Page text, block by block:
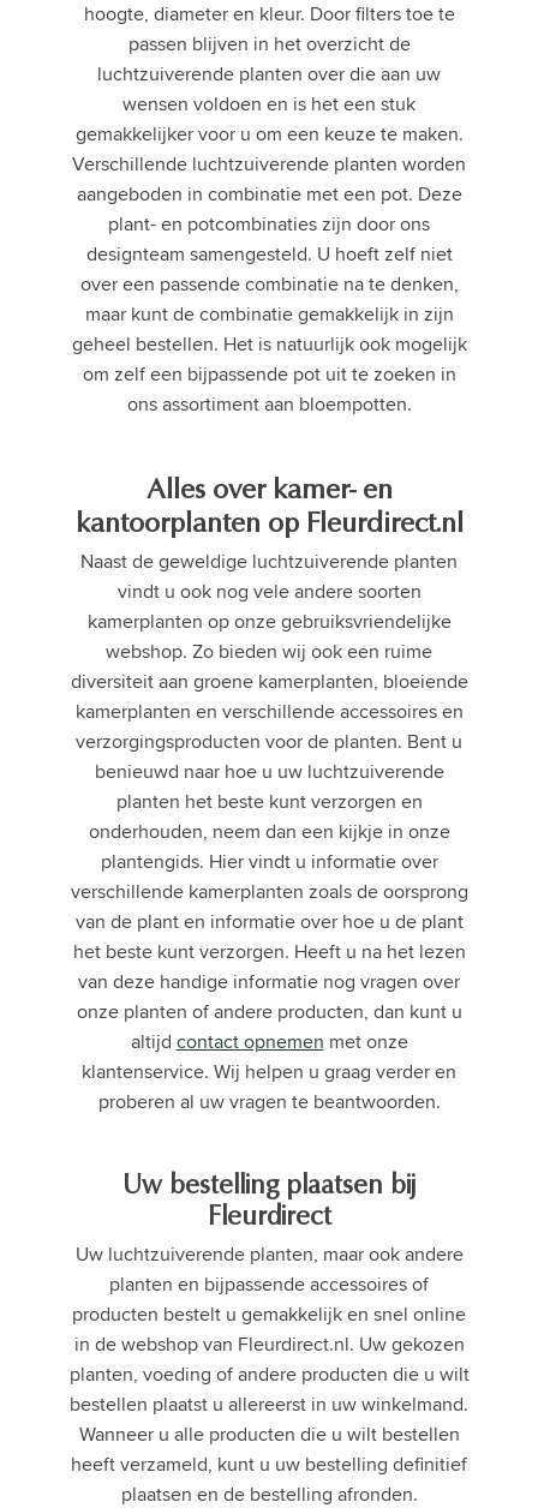
hoogte, diameter en kleur. Door filters toe te
passen blijven in het overzicht de
luchtzuiverende planten over die aan uw
wensen voldoen en is het een stuk
gemakkelijker voor u om een keuze te maken.
Verschillende luchtzuiverende planten worden
aangeboden in combinatie met een pot. Deze
plant- en potcombinaties zijn door ons
designteam samengesteld. U hoeft zelf niet
over een passende combinatie na te denken,
maar kunt de combinatie gemakkelijk in zijn
geheel bestellen. Het is natuurlijk ook mogelijk
om zelf een bijpassende pot uit te zoeken in
ons assortiment aan bloempotten.
Alles over kamer- en
kantoorplanten op Fleurdirect.nl
Naast de geweldige luchtzuiverende planten
vindt u ook nog vele andere soorten
kamerplanten op onze gebruiksvriendelijke
webshop. Zo bieden wij ook een ruime
diversiteit aan groene kamerplanten, bloeiende
kamerplanten en verschillende accessoires en
verzorgingsproducten voor de planten. Bent u
benieuwd naar hoe u uw luchtzuiverende
planten het beste kunt verzorgen en
onderhouden, neem dan een kijkje in onze
plantengids. Hier vindt u informatie over
verschillende kamerplanten zoals de oorsprong
van de plant en informatie over hoe u de plant
het beste kunt verzorgen. Heeft u na het lezen
van deze handige informatie nog vragen over
onze planten of andere producten, dan kunt u
altijd contact opnemen met onze
klantenservice. Wij helpen u graag verder en
proberen al uw vragen te beantwoorden.
Uw bestelling plaatsen bij
Fleurdirect
Uw luchtzuiverende planten, maar ook andere
planten en bijpassende accessoires of
producten bestelt u gemakkelijk en snel online
in de webshop van Fleurdirect.nl. Uw gekozen
planten, voeding of andere producten die u wilt
bestellen plaatst u allereerst in uw winkelmand.
Wanneer u alle producten die u wilt bestellen
heeft verzameld, kunt u uw bestelling definitief
plaatsen en de bestelling afronden.